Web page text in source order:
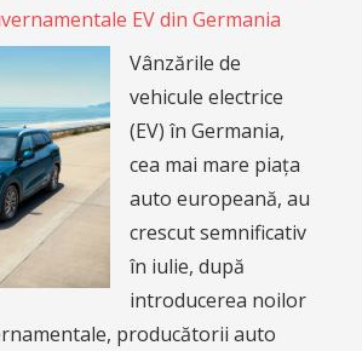
EV din Germania
Vânzările de
vehicule electrice
(EV) în Germania,
cea mai mare piața
auto europeană, au
crescut semnificativ
în iulie, după
introducerea noilor
producătorii auto